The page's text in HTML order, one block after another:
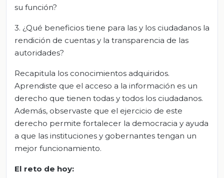
su función?
3. ¿Qué beneficios tiene para las y los ciudadanos la
rendición de cuentas y la transparencia de las
autoridades?
Recapitula los conocimientos adquiridos.
Aprendiste que el acceso a la información es un
derecho que tienen todas y todos los ciudadanos.
Además, observaste que el ejercicio de este
derecho permite fortalecer la democracia y ayuda
a que las instituciones y gobernantes tengan un
mejor funcionamiento.
El reto de hoy: